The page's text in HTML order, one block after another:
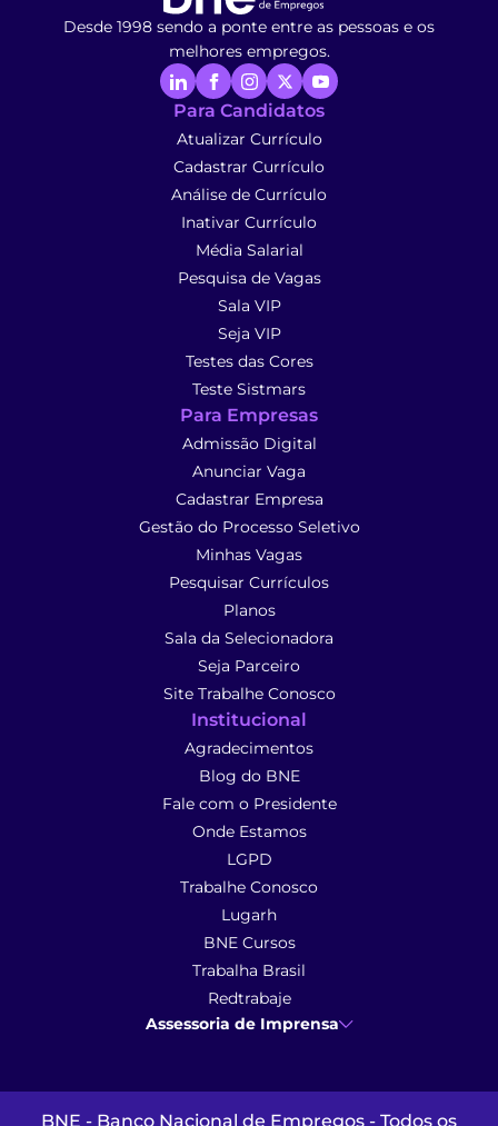
Desde 1998 sendo a ponte entre as pessoas e os
melhores empregos.
Para Candidatos
Atualizar Currículo
Cadastrar Currículo
Análise de Currículo
Inativar Currículo
Média Salarial
Pesquisa de Vagas
Sala VIP
Seja VIP
Testes das Cores
Teste Sistmars
Para Empresas
Admissão Digital
Anunciar Vaga
Cadastrar Empresa
Gestão do Processo Seletivo
Minhas Vagas
Pesquisar Currículos
Planos
Sala da Selecionadora
Seja Parceiro
Site Trabalhe Conosco
Institucional
Agradecimentos
Blog do BNE
Fale com o Presidente
Onde Estamos
LGPD
Trabalhe Conosco
Lugarh
BNE Cursos
Trabalha Brasil
Redtrabaje
Assessoria de Imprensa
(41) 9 9102-1413
BNE - Banco Nacional de Empregos - Todos os